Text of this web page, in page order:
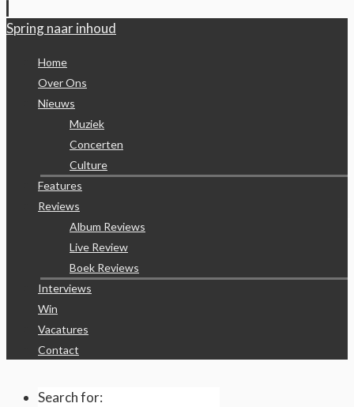
Spring naar inhoud
Home
Over Ons
Nieuws
Muziek
Concerten
Culture
Features
Reviews
Album Reviews
Live Review
Boek Reviews
Interviews
Win
Vacatures
Contact
Search for: